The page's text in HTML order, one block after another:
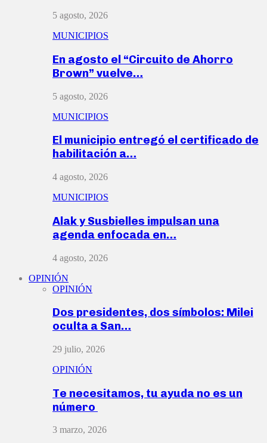
5 agosto, 2026
MUNICIPIOS
En agosto el “Circuito de Ahorro
Brown” vuelve…
5 agosto, 2026
MUNICIPIOS
El municipio entregó el certificado de
habilitación a…
4 agosto, 2026
MUNICIPIOS
Alak y Susbielles impulsan una
agenda enfocada en…
4 agosto, 2026
OPINIÓN
OPINIÓN
Dos presidentes, dos símbolos: Milei
oculta a San…
29 julio, 2026
OPINIÓN
Te necesitamos, tu ayuda no es un
número
3 marzo, 2026